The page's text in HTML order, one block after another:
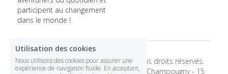
participent au changement
dans le monde !
Copyright © 2026 Emerveillance - Tous droits réservés.
Emerveillance© - Nathalie et Jean-Luc Champougny - 15
Utilisation des cookies
Nous utilisons des cookies pour assurer une
expérience de navigation fluide. En acceptant,